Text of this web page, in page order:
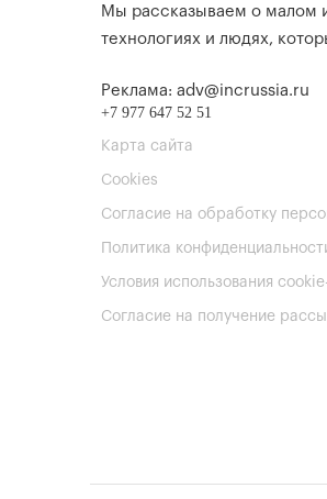
Мы рассказываем о малом
технологиях и людях,
Реклама: adv@incrussia.ru
+7 977 647 52 51
Карта сайта
Cookies
Согласие на обработку
Политика
Условия использования
Согласие на получение